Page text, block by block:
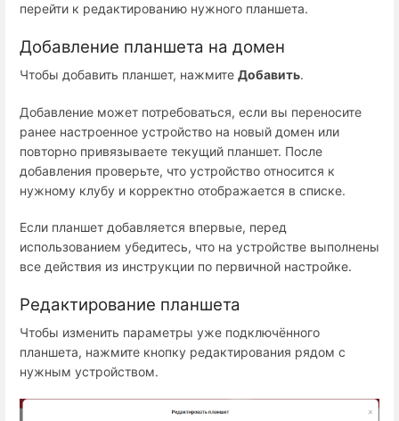
перейти к редактированию нужного планшета.
Добавление планшета на домен
Чтобы добавить планшет, нажмите Добавить.
Добавление может потребоваться, если вы переносите
ранее настроенное устройство на новый домен или
повторно привязываете текущий планшет. После
добавления проверьте, что устройство относится к
нужному клубу и корректно отображается в списке.
Если планшет добавляется впервые, перед
использованием убедитесь, что на устройстве выполнены
все действия из инструкции по первичной настройке.
Редактирование планшета
Чтобы изменить параметры уже подключённого
планшета, нажмите кнопку редактирования рядом с
нужным устройством.